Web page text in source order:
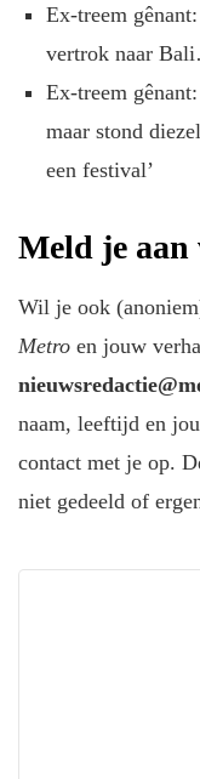
Ex-treem
vertrok naar
Ex-treem
maar stond
een festival’
Meld je aan
Wil je ook
Metro en jouw
naam, leeftijd en
contact met je op.
niet gedeeld of